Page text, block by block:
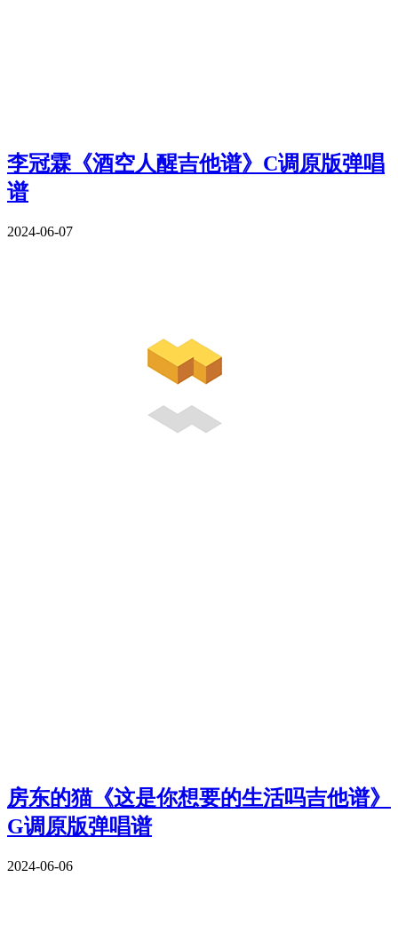
李冠霖《酒空人醒吉他谱》C调原版弹唱
谱
2024-06-07
房东的猫《这是你想要的生活吗吉他谱》
G调原版弹唱谱
2024-06-06